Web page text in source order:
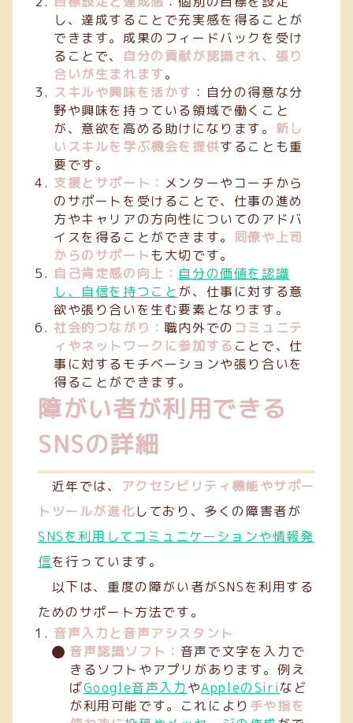
し、達成することで充実感を得ることが
できます。成果のフィードバックを受け
ることで、 自分の貢献が認識され、張り
合いが生まれます。
スキルや興味を活かす ：自分の得意な分
野や興味を持っている領域で働くこと
が、意欲を高める助けになります。 新し
いスキルを学ぶ機会を提供することも重
要です。
支援とサポート： メンターやコーチから
のサポートを受けることで、仕事の進め
方やキャリアの方向性についてのアドバ
イスを得ることができます。 同僚や上司
からのサポートも大切です。
自己肯定感の向上： 自分の価値を認識
し、自信を持つこと が、仕事に対する意
欲や張り合いを生む要素となります。
社会的つながり： 職内外での コミュニテ
ィやネットワークに参加する ことで、仕
事に対するモチベーションや張り合いを
得ることができます。
障がい者が利用できる
SNSの詳細
近年では、
アクセシビリティ機能やサポー
トツールが進化しており、多くの障害者が
SNSを利用してコミュニケーションや情報発
信を行っています。
以下は、重度の障がい者がSNSを利用する
ためのサポート方法です。
音声入力と音声アシスタント
音声認識ソフト： 音声で文字を入力で
きるソフトやアプリがあります。例え
ばGoogle音声入力 やAppleのSiriなど
が利用可能です。これにより 手や指を